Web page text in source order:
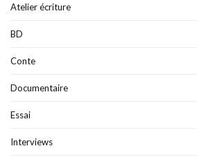
Atelier écriture
BD
Conte
Documentaire
Essai
Interviews